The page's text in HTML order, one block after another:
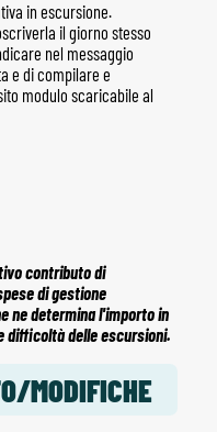
in escursione.
il giorno stesso
nel messaggio
e di compilare e
modulo scaricabile al
contributo di
di gestione
ne determina l'importo in
difficoltà delle escursioni.
MODIFICHE